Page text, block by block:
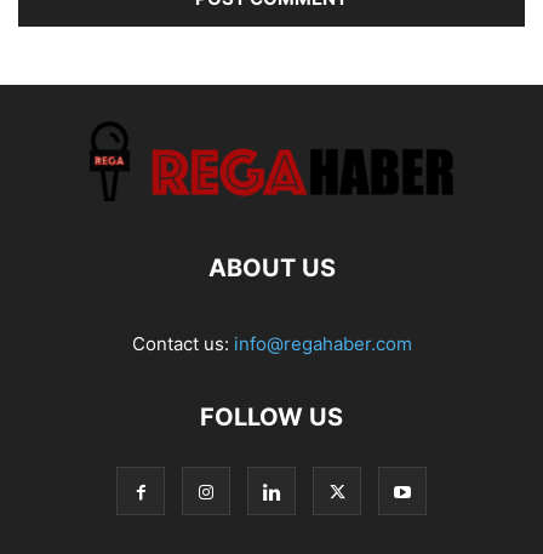
ABOUT US
Contact us: info@regahaber.com
FOLLOW US